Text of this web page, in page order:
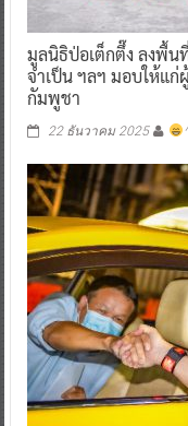
มูลนิธิป่อเต็กตึ๊ง ลงพื้น
จำเป็น ฯลฯ มอบให้แ
กัมพูชา
22 ธันวาคม 2025